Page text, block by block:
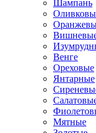
Шампань
Венге
Ореховые
Янтарные
Мятные